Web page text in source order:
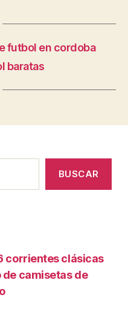
futbol en cordoba
baratas
BUSCAR
corrientes clásicas
de camisetas de